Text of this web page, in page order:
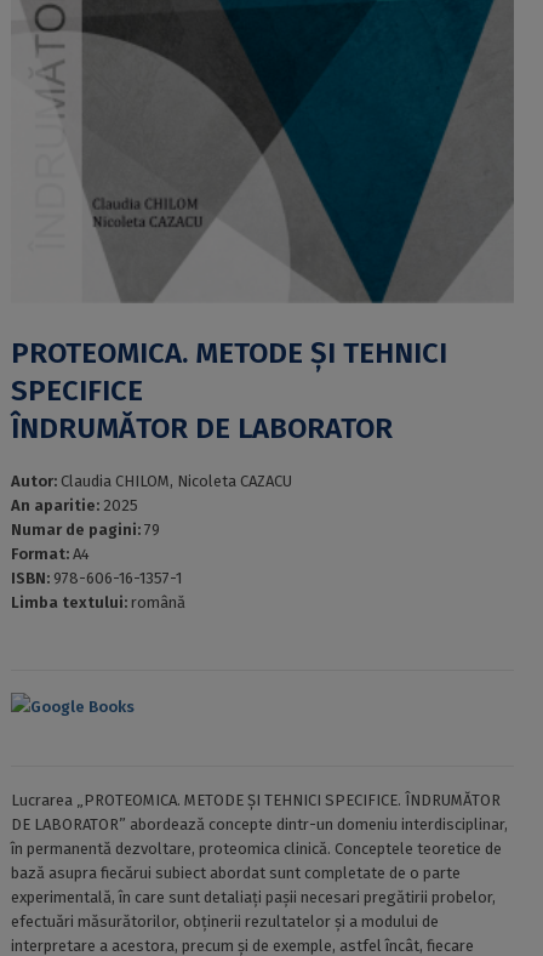
PROTEOMICA. METODE ŞI TEHNICI
SPECIFICE
ÎNDRUMĂTOR DE LABORATOR
Autor: Claudia CHILOM, Nicoleta CAZACU
An aparitie: 2025
Numar de pagini: 79
Format: A4
ISBN: 978-606-16-1357-1
Limba textului: română
Google Books
Lucrarea „PROTEOMICA. METODE ŞI TEHNICI SPECIFICE. ÎNDRUMĂTOR
DE LABORATOR” abordează concepte dintr-un domeniu interdisciplinar,
în permanentă dezvoltare, proteomica clinică. Conceptele teoretice de
bază asupra fiecărui subiect abordat sunt completate de o parte
experimentală, în care sunt detaliați pașii necesari pregătirii probelor,
efectuări măsurătorilor, obținerii rezultatelor și a modului de
interpretare a acestora, precum și de exemple, astfel încât, fiecare